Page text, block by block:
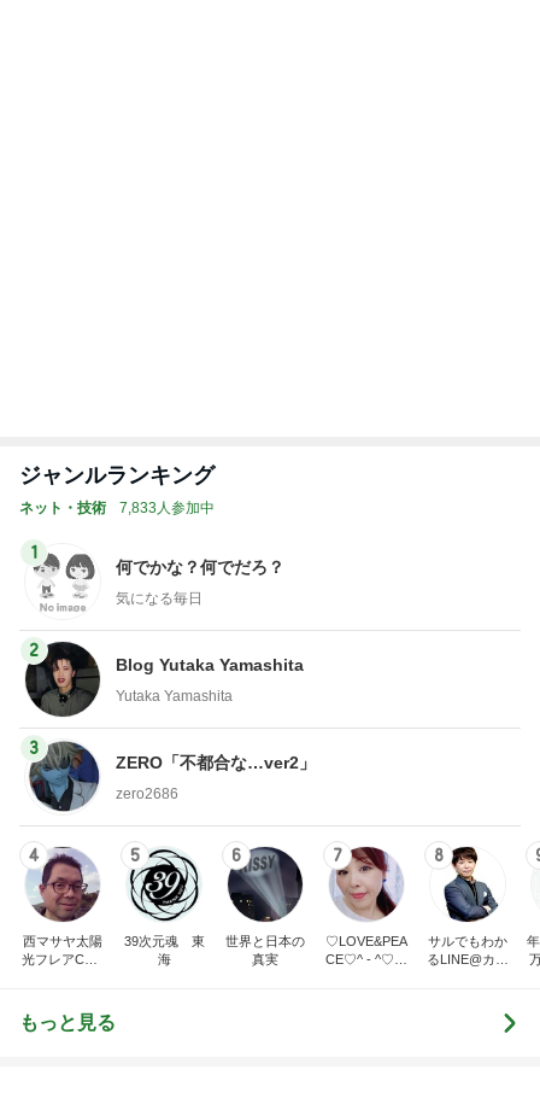
ジャンルランキング
ネット・技術 7,833人参加中
1
何でかな？何でだろ？
気になる毎日
2
Blog Yutaka Yamashita
Yutaka Yamashita
3
ZERO「不都合な…ver2」
zero2686
4
西マサヤ太陽
光フレアCME
海地震と南海
トラフ地震は2
5
39次元魂 東
海
6
世界と日本の
真実
7
♡LOVE&PEA
CE♡^ - ^♡の
8
サルでもわか
るLINE@カフ
発者のつぶや
もっと見る